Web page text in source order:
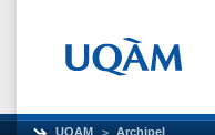
UQAM Archipel